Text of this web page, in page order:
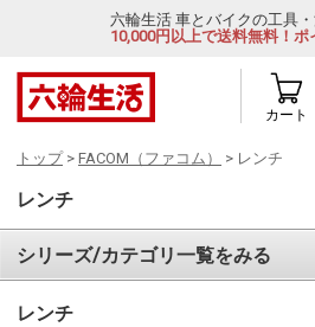
六輪生活 車とバイクの工具
10,000円以上で送料無料！ポ
カート
トップ> FACOM（ファコム） > レンチ
レンチ
シリーズ/カテゴリ一覧をみる
レンチ